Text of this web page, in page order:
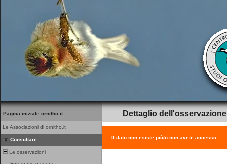
Pagina iniziale ornitho.it
Le Associazioni di ornitho.it
Consultare
Le osservazioni
Dettaglio dell'osservazione
Il dato non esiste più/o non avete accesso.